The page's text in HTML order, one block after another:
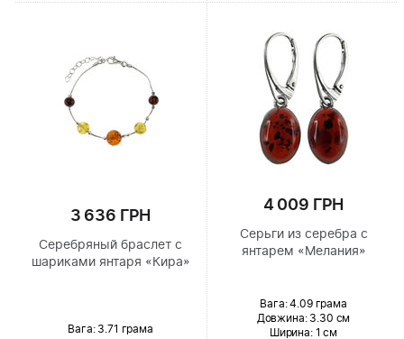
3 636 ГРН
Серебряный браслет с
шариками янтаря «Кира»
Вага: 3.71 грама
4 009 ГРН
Серьги из серебра с
янтарем «Мелания»
Вага: 4.09 грама
Довжина:3.30 см
Ширина: 1 см